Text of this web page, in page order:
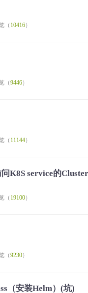
（ 10416）
（9446）
（ 11144）
K8S service的
（ 19100）
（9230）
（安装Helm）(坑)